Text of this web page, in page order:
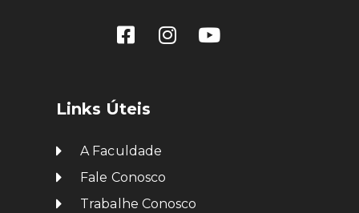
Links Úteis
A Faculdade
Fale Conosco
Trabalhe Conosco